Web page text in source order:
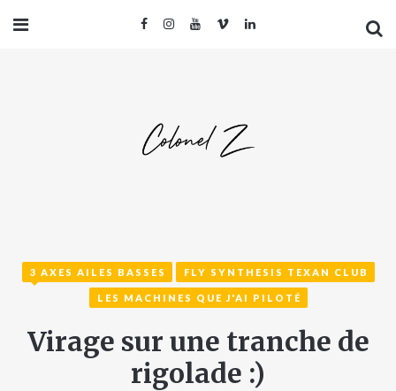
3 AXES AILES BASSES FLY SYNTHESIS TEXAN CLUB
LES MACHINES QUE J'AI PILOTÉ
Virage sur une tranche de
rigolade :)